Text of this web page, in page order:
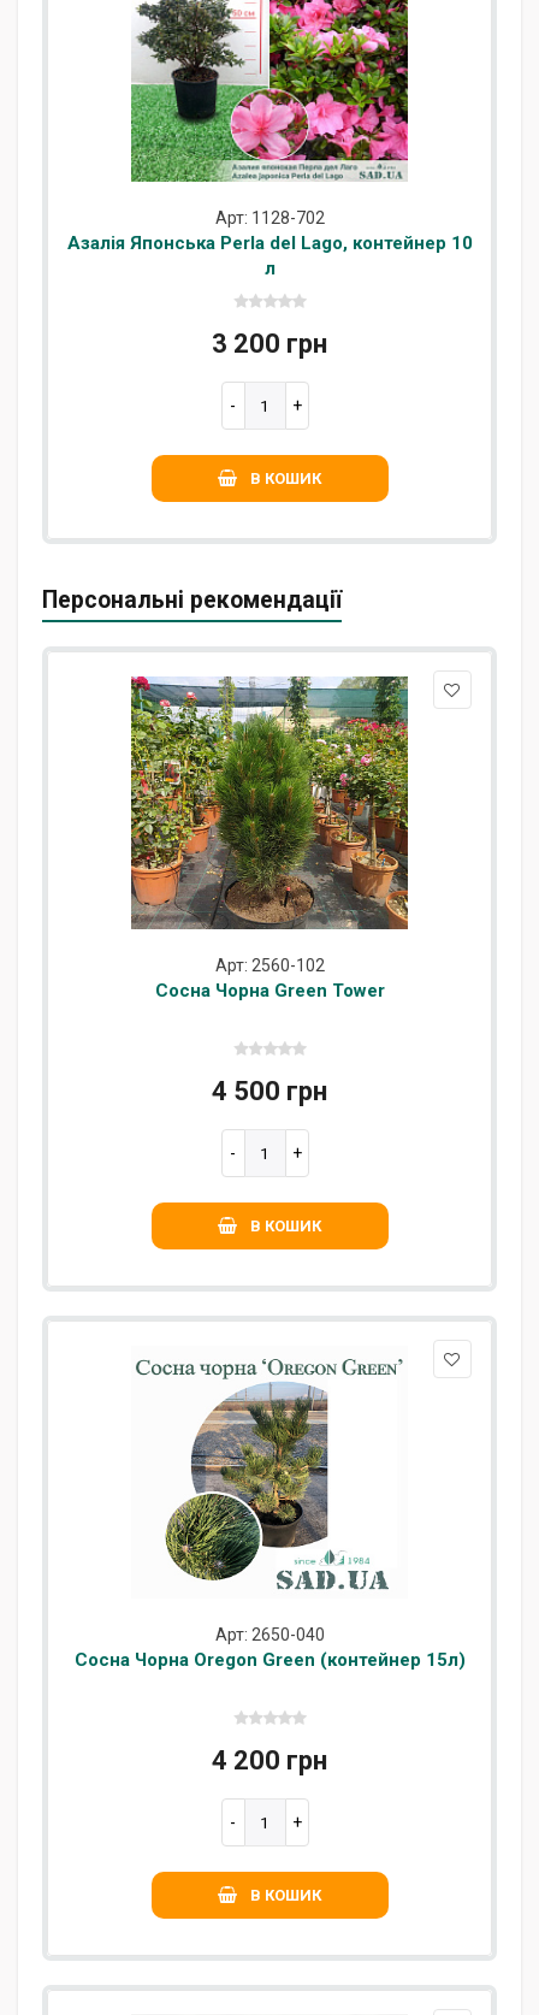
Арт: 1128-702
Азалія Японська Perla del Lago, контейнер 10
л
3 200 грн
В КОШИК
Персональні рекомендації
Арт: 2560-102
Сосна Чорна Green Tower
4 500 грн
В КОШИК
Арт: 2650-040
Сосна Чорна Oregon Green (контейнер 15л)
4 200 грн
В КОШИК